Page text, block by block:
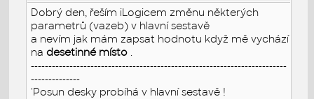
Dobrý den, řeším iLogicem změnu některých
parametrů (vazeb) v hlavní sestavě
a nevím jak mám zapsat hodnotu když mě vychází
nadesetinné místo .
-------------------------------------------------------------------------
--------------
'Posun desky probíhá v hlavní sestavě !